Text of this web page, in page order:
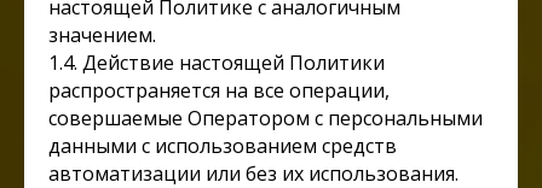
настоящей Политике с аналогичным
значением.
1.4. Действие настоящей Политики
распространяется на все операции,
совершаемые Оператором с персональными
данными с использованием средств
автоматизации или без их использования.